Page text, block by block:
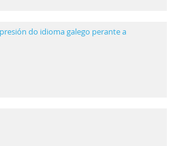
do idioma galego perante a